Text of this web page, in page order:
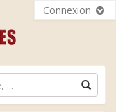
Connexion